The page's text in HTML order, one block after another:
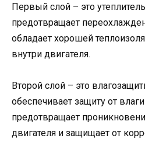
Первый слой – это
предотвращает
обладает хорошей
внутри двигателя.
Второй слой – это
обеспечивает защиту от
предотвращает
двигателя и защищает от